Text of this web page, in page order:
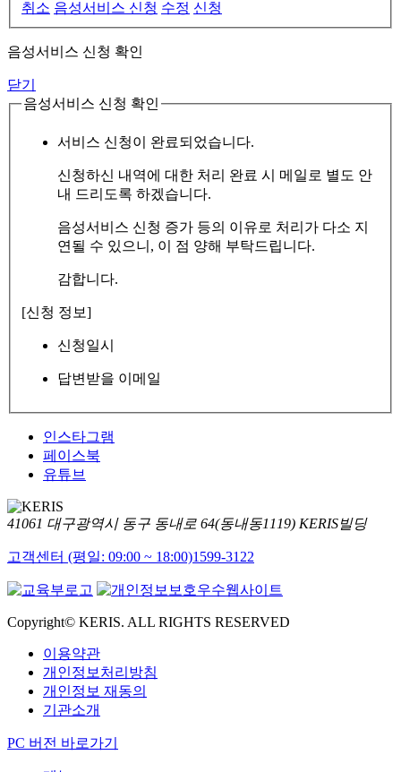
취소 음성서비스 신청 수정 신청
음성서비스 신청 확인
닫기
음성서비스 신청 확인
서비스 신청이 완료되었습니다.
신청하신 내역에 대한 처리 완료 시 메일로 별도 안
내 드리도록 하겠습니다.
음성서비스 신청 증가 등의 이유로 처리가 다소 지
연될 수 있으니, 이 점 양해 부탁드립니다.
감합니다.
[신청 정보]
신청일시
답변받을 이메일
인스타그램
페이스북
유튜브
41061 대구광역시 동구 동내로 64(동내동1119) KERIS빌딩
고객센터 (평일: 09:00 ~ 18:00)1599-3122
Copyright© KERIS. ALL RIGHTS RESERVED
이용약관
개인정보처리방침
개인정보 재동의
기관소개
PC 버전 바로가기